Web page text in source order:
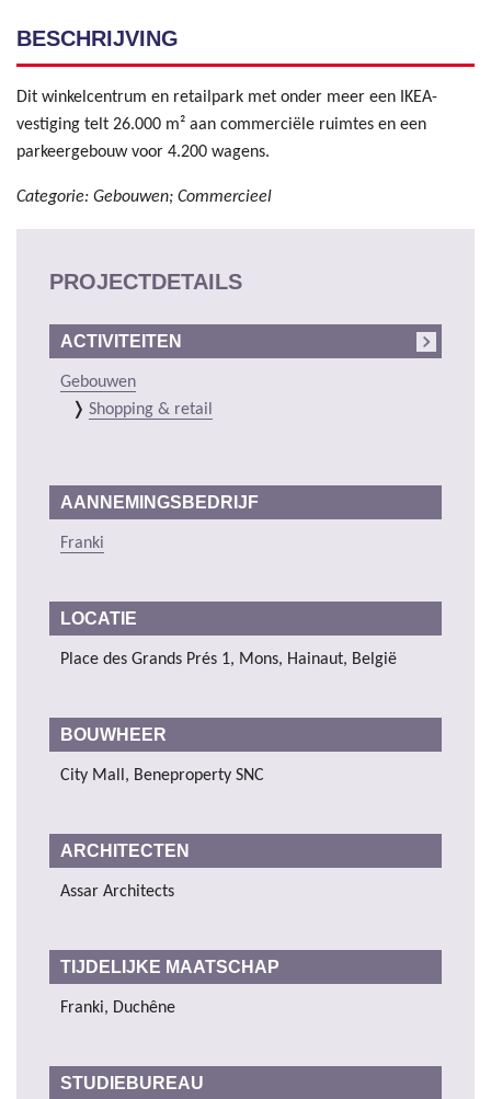
BESCHRIJVING
Dit winkelcentrum en retailpark met onder meer een IKEA-
vestiging telt 26.000 m² aan commerciële ruimtes en een
parkeergebouw voor 4.200 wagens.
Categorie: Gebouwen; Commercieel
PROJECTDETAILS
ACTIVITEITEN
Gebouwen
Shopping & retail
AANNEMINGSBEDRIJF
Franki
LOCATIE
Place des Grands Prés 1, Mons, Hainaut, België
BOUWHEER
City Mall, Beneproperty SNC
ARCHITECTEN
Assar Architects
TIJDELIJKE MAATSCHAP
Franki, Duchêne
STUDIEBUREAU